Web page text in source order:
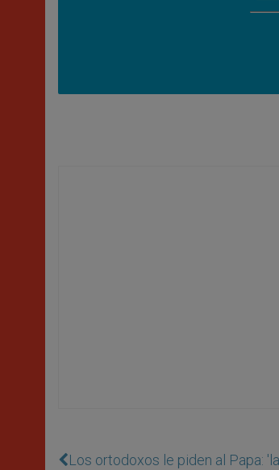
Los ortodoxos le piden al Papa: